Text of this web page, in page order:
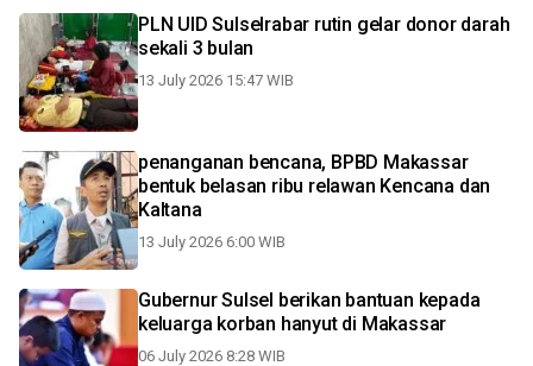
PLN UID Sulselrabar rutin gelar donor darah
sekali 3 bulan
13 July 2026 15:47 WIB
penanganan bencana, BPBD Makassar
bentuk belasan ribu relawan Kencana dan
Kaltana
13 July 2026 6:00 WIB
Gubernur Sulsel berikan bantuan kepada
keluarga korban hanyut di Makassar
06 July 2026 8:28 WIB